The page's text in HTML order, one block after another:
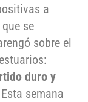
a
se
sobre el
duro y
semana